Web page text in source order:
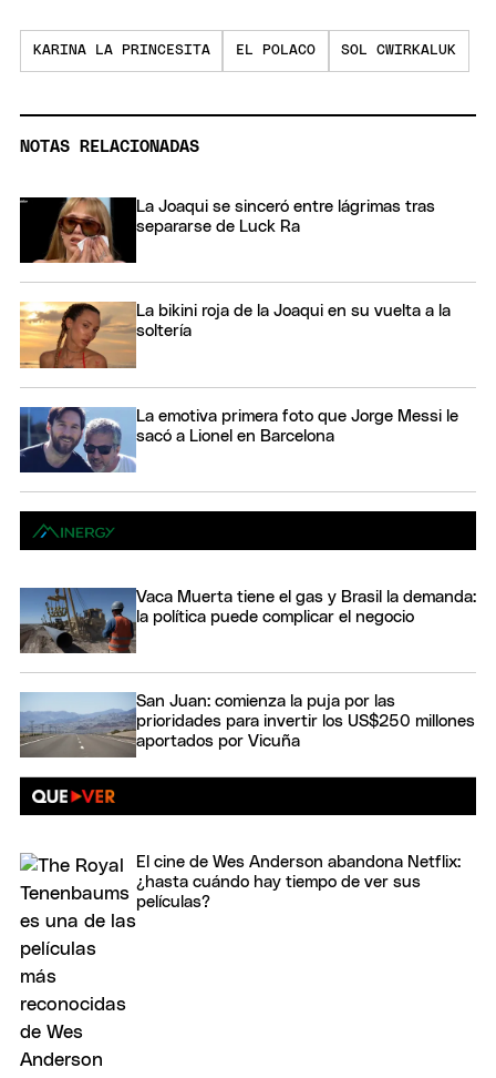
KARINA LA PRINCESITA EL POLACO SOL CWIRKALUK
NOTAS RELACIONADAS
La Joaqui se sinceró entre lágrimas tras
separarse de Luck Ra
La bikini roja de la Joaqui en su vuelta a la
soltería
La emotiva primera foto que Jorge Messi le
sacó a Lionel en Barcelona
Vaca Muerta tiene el gas y Brasil la demanda:
la política puede complicar el negocio
San Juan: comienza la puja por las
prioridades para invertir los US$250 millones
aportados por Vicuña
El cine de Wes Anderson abandona Netflix:
¿hasta cuándo hay tiempo de ver sus
películas?